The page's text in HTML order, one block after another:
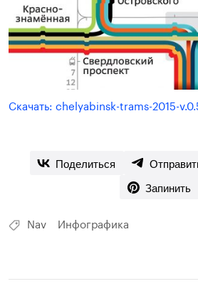
Скачать: chelyabinsk-trams-2015-
Поделиться
Запинить
Nav Инфографика